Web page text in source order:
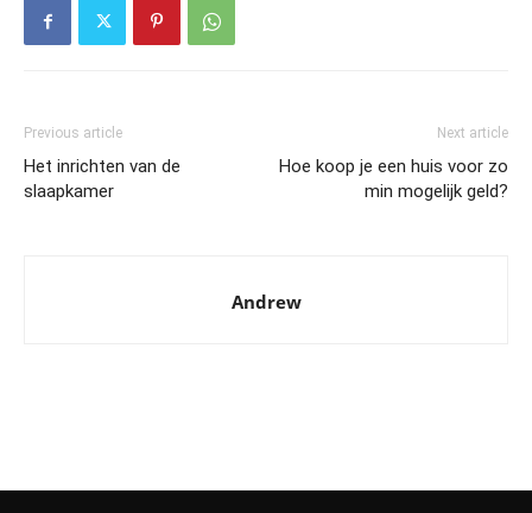
Previous article
Het inrichten van de
slaapkamer
Next article
Hoe koop je een huis voor zo
min mogelijk geld?
Andrew